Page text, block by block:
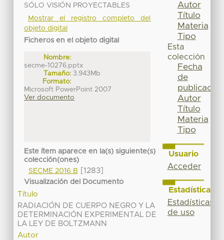
SÓLO VISIÓN PROYECTABLES
Mostrar el registro completo del
objeto digital
Ficheros en el objeto digital
Nombre:
secme-10276.pptx
Tamaño: 3.943Mb
Formato:
Microsoft PowerPoint 2007
Ver documento
Este ítem aparece en la(s) siguiente(s)
colección(ones)
SECME 2016 B
[1283]
Visualización del Documento
Título
RADIACIÓN DE CUERPO NEGRO Y LA
DETERMINACIÓN EXPERIMENTAL DE
LA LEY DE BOLTZMANN
Autor
Autor
Título
Materia
Tipo
Esta
colección
Fecha
de
publicación
Autor
Título
Materia
Tipo
Usuario
Acceder
Estadísticas
Estadísticas
de uso